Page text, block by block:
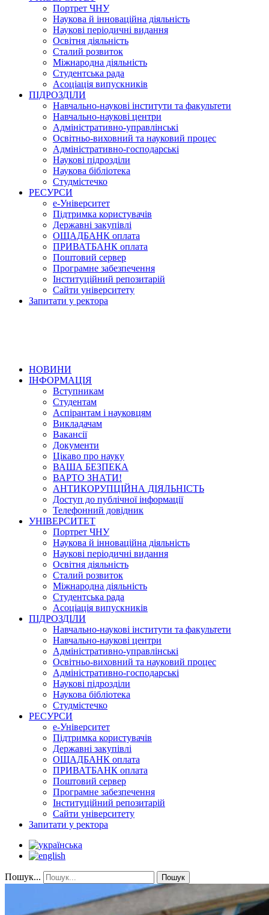
Портрет ЧНУ
Наукова й інноваційна діяльність
Наукові періодичні видання
Освітня діяльність
Сталий розвиток
Міжнародна діяльність
Студентська рада
Асоціація випускників
ПІДРОЗДІЛИ
Навчально-наукові інститути та факультети
Навчально-наукові центри
Адміністративно-управлінські
Освітньо-виховний та науковий процес
Адміністративно-господарські
Наукові підрозділи
Наукова бібліотека
Студмістечко
РЕСУРСИ
е-Університет
Підтримка користувачів
Державні закупівлі
ОЩАДБАНК оплата
ПРИВАТБАНК оплата
Поштовий сервер
Програмне забезпечення
Інституційний репозитарій
Сайти університету
Запитати у ректора
НОВИНИ
ІНФОРМАЦІЯ
Вступникам
Студентам
Аспірантам і науковцям
Викладачам
Вакансії
Документи
Цікаво про науку
ВАША БЕЗПЕКА
ВАРТО ЗНАТИ!
АНТИКОРУПЦІЙНА ДІЯЛЬНІСТЬ
Доступ до публічної інформації
Телефонний довідник
УНІВЕРСИТЕТ
Портрет ЧНУ
Наукова й інноваційна діяльність
Наукові періодичні видання
Освітня діяльність
Сталий розвиток
Міжнародна діяльність
Студентська рада
Асоціація випускників
ПІДРОЗДІЛИ
Навчально-наукові інститути та факультети
Навчально-наукові центри
Адміністративно-управлінські
Освітньо-виховний та науковий процес
Адміністративно-господарські
Наукові підрозділи
Наукова бібліотека
Студмістечко
РЕСУРСИ
е-Університет
Підтримка користувачів
Державні закупівлі
ОЩАДБАНК оплата
ПРИВАТБАНК оплата
Поштовий сервер
Програмне забезпечення
Інституційний репозитарій
Сайти університету
Запитати у ректора
Пошук... Пошук